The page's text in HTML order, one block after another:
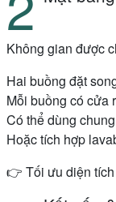
Không gian được
Hai buồng đặt
Mỗi buồng có cửa
Có thể dùng
Hoặc tích hợp
👉 Tối ưu diện